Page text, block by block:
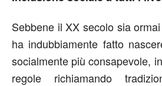
Sebbene il XX secolo sia
ha indubbiamente fatto
socialmente più consapevole,
regole richiamando